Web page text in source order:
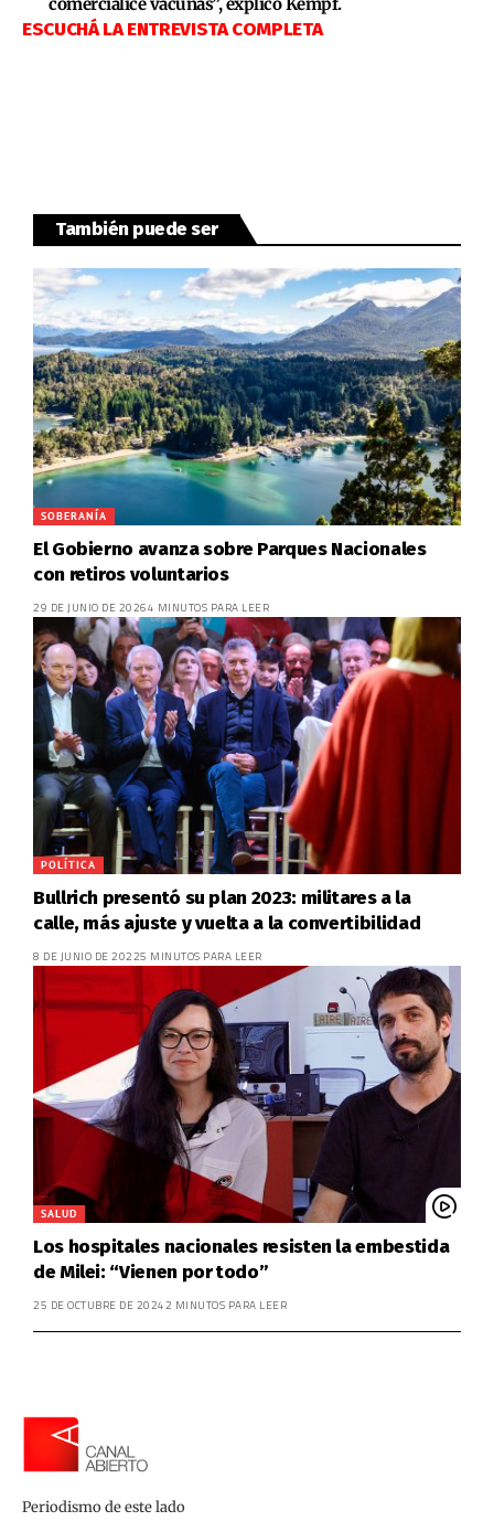
ESCUCHÁ LA ENTREVISTA COMPLETA
También puede ser
SOBERANÍA
El Gobierno avanza sobre Parques Nacionales
con retiros voluntarios
29 DE JUNIO DE 20264 MINUTOS PARA LEER
POLÍTICA
Bullrich presentó su plan 2023: militares a la
calle, más ajuste y vuelta a la convertibilidad
8 DE JUNIO DE 20225 MINUTOS PARA LEER
SALUD
Los hospitales nacionales resisten la embestida
de Milei: “Vienen por todo”
25 DE OCTUBRE DE 20242 MINUTOS PARA LEER
Periodismo de este lado